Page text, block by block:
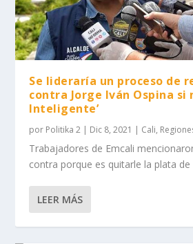
Se lideraría un proceso de
contra Jorge Iván Ospina si
Inteligente’
por Politika 2 | Dic 8, 2021 | Cali,
Trabajadores de Emcali
contra porque es quitarle la plata de
LEER MÁS